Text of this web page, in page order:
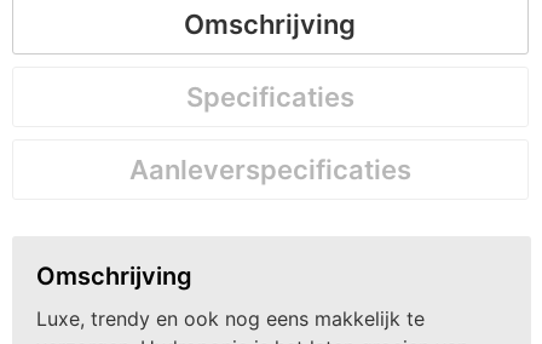
Omschrijving
Specificaties
Aanleverspecificaties
Omschrijving
Luxe, trendy en ook nog eens makkelijk te